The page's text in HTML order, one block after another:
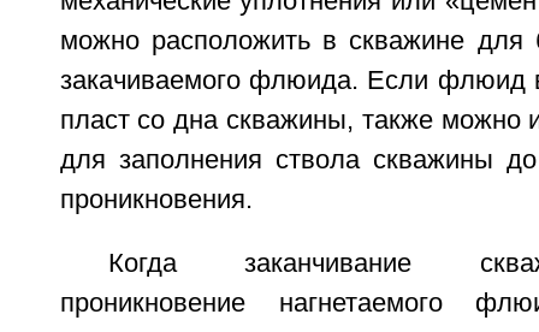
можно расположить в скважине для
закачиваемого флюида. Если флюид
пласт со дна скважины, также можно
для заполнения ствола скважины
проникновения.
Когда заканчивание
проникновение нагнетаемого